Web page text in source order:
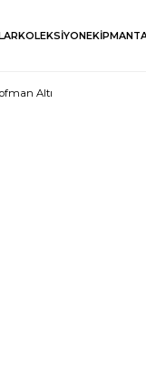
KOLEKSİYONEKİPMAN
Altı